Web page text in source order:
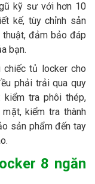
kỹ sư với hơn 10
kế, tùy chỉnh sản
đảm bảo đáp
bạn.
chiếc tủ locker cho
phải trải qua quy
tra phôi thép,
kiểm tra thành
sản phẩm đến tay
8 ngăn